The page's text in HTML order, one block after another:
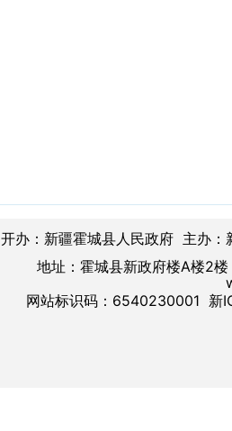
开办：新疆霍城县人民政府 主办
地址：霍城县新政府楼A楼
网站标识码：6540230001 新